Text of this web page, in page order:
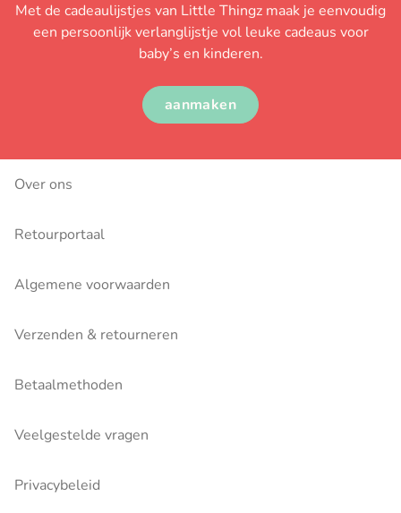
Met de cadeaulijstjes van Little Thingz maak je eenvoudig
een persoonlijk verlanglijstje vol leuke cadeaus voor
baby’s en kinderen.
aanmaken
Over ons
Retourportaal
Algemene voorwaarden
Verzenden & retourneren
Betaalmethoden
Veelgestelde vragen
Privacybeleid